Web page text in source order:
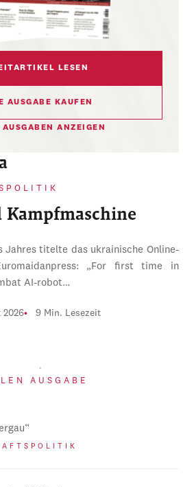
Kampfmaschine
Jahres titelte das ukrainische Online-
„For first time in
AI-robot…
2026 9 Min. Lesezeit
AUSGABE
LESEN
AUSGABE KAUFEN
ANZEIGEN